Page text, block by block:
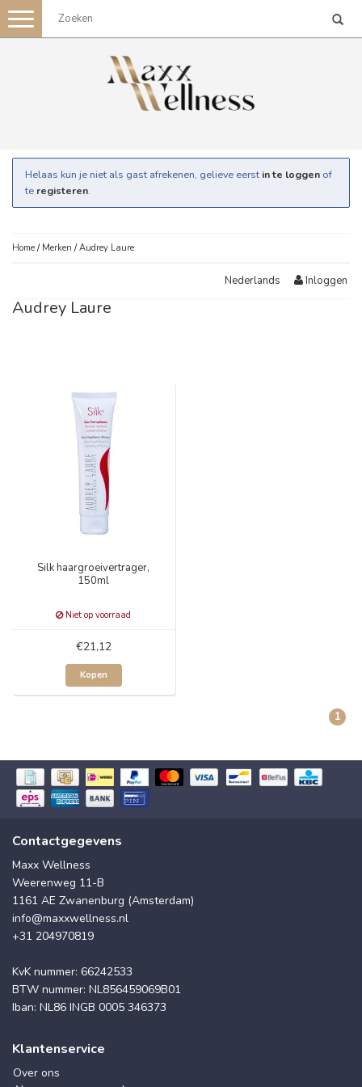
Toggle
navigation
Helaas kun je niet als gast afrekenen, gelieve eerst in te loggen of
te registeren.
Home / Merken /Audrey Laure
Nederlands Inloggen
Audrey Laure
Silk haargroeivertrager,
150ml
Niet op voorraad
€21,12
Kopen
1
Contactgegevens
Maxx Wellness
Weerenweg 11-B
1161 AE Zwanenburg (Amsterdam)
info@maxxwellness.nl
+31 204970819
KvK nummer: 66242533
BTW nummer: NL856459069B01
Iban: NL86 INGB 0005 346373
Klantenservice
Over ons